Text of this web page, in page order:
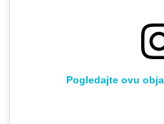
Pogledajte ovu